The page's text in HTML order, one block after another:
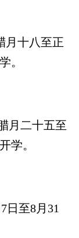
十八至正
。
月二十五至
学。
至8月31